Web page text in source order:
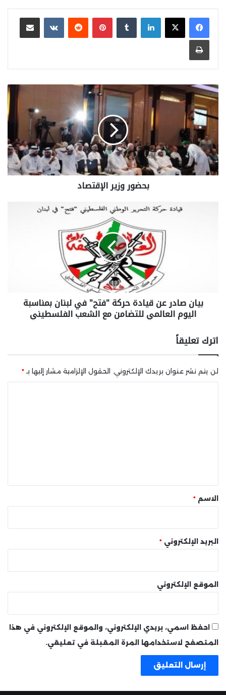
لينكدإن بينتيريست مشاركة عبر البريد
طباعة
بحضور وزير الإقتصاد
بيان صادر عن قيادة حركة "فتح" في لبنان بمناسبة
اليوم العالمي للتضامن مع الشعب الفلسطيني
اترك تعليقاً
لن يتم نشر عنوان بريدك الإلكتروني. الحقول الإلزامية مشار إليها بـ*
* الاسم *
البريد الإلكتروني *
الموقع الإلكتروني
احفظ اسمي، بريدي الإلكتروني، والموقع الإلكتروني في هذا
المتصفح لاستخدامها المرة المقبلة في تعليقي.